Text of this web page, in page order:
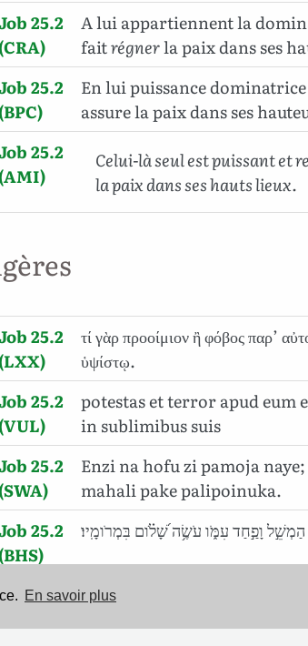
En savoir plus
25.2
A lui appartiennent la
faitrégnerla paix dans ses
25.2
En lui puissance
assure la paix dans ses
25.2
Celui-là seul est puissant et
la paix dans ses hauts lieux.
25.2
τί γὰρ προοίμιον ἢ φόβος παρ’
ὑψίστῳ.
25.2
potestas et terror apud eum
in sublimibus suis
25.2
Enzi na hofu zi pamoja
mahali pake palipoinuka.
25.2
הַמְשֵׁ֣ל וָפַ֣חַד עִמֹּ֑ו עֹשֶׂ֥ה שָׁ֝לֹ֗ום בִּמְרֹומָֽיו׃